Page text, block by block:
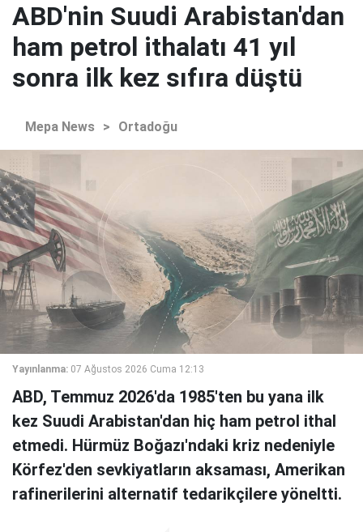
ABD'nin Suudi Arabistan'dan
ham petrol ithalatı 41 yıl
sonra ilk kez sıfıra düştü
Mepa News > Ortadoğu
Yayınlanma: 07 Ağustos 2026 Cuma 12:13
ABD, Temmuz 2026'da 1985'ten bu yana ilk
kez Suudi Arabistan'dan hiç ham petrol ithal
etmedi. Hürmüz Boğazı'ndaki kriz nedeniyle
Körfez'den sevkiyatların aksaması, Amerikan
rafinerilerini alternatif tedarikçilere yöneltti.